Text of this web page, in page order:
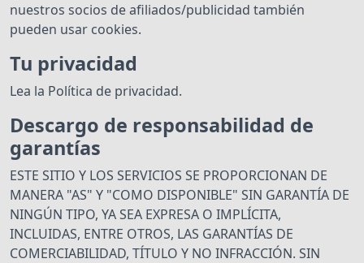
nuestros socios de afiliados/publicidad también
pueden usar cookies.
Tu privacidad
Lea la Política de privacidad.
Descargo de responsabilidad de
garantías
ESTE SITIO Y LOS SERVICIOS SE PROPORCIONAN DE
MANERA "AS" Y "COMO DISPONIBLE" SIN GARANTÍA DE
NINGÚN TIPO, YA SEA EXPRESA O IMPLÍCITA,
INCLUIDAS, ENTRE OTROS, LAS GARANTÍAS DE
COMERCIABILIDAD, TÍTULO Y NO INFRACCIÓN. SIN